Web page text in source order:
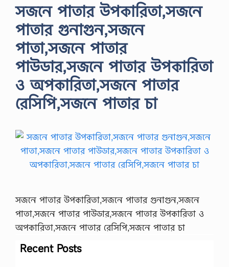
সজনে পাতার উপকারিতা,সজনে
পাতার গুনাগুন,সজনে
পাতা,সজনে পাতার
পাউডার,সজনে পাতার উপকারিতা
ও অপকারিতা,সজনে পাতার
রেসিপি,সজনে পাতার চা
সজনে পাতার উপকারিতা,সজনে পাতার গুনাগুন,সজনে
পাতা,সজনে পাতার পাউডার,সজনে পাতার উপকারিতা ও
অপকারিতা,সজনে পাতার রেসিপি,সজনে পাতার চা
Recent Posts